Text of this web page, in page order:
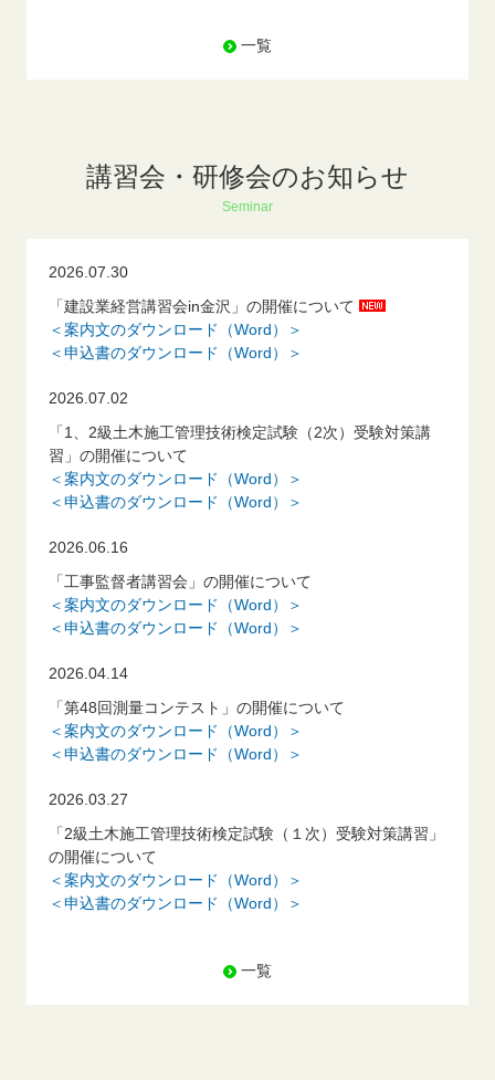
一覧
講習会・研修会のお知らせ
Seminar
2026.07.30
「建設業経営講習会in金沢」の開催について
＜案内文のダウンロード（Word）＞
＜申込書のダウンロード（Word）＞
2026.07.02
「1、2級土木施工管理技術検定試験（2次）受験対策講
習」の開催について
＜案内文のダウンロード（Word）＞
＜申込書のダウンロード（Word）＞
2026.06.16
「工事監督者講習会」の開催について
＜案内文のダウンロード（Word）＞
＜申込書のダウンロード（Word）＞
2026.04.14
「第48回測量コンテスト」の開催について
＜案内文のダウンロード（Word）＞
＜申込書のダウンロード（Word）＞
2026.03.27
「2級土木施工管理技術検定試験（１次）受験対策講習」
の開催について
＜案内文のダウンロード（Word）＞
＜申込書のダウンロード（Word）＞
一覧